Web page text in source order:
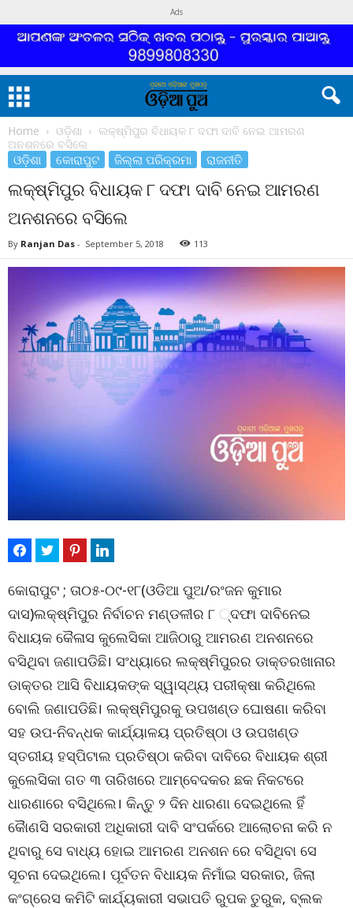
Ads
Home ଓଡ଼ିଶା
ଲକ୍ଷ୍ମିପୁର ବିଧାୟକ ୮ ଦଫା ଦାବି ନେଇ ଆମରଣ
ଅନଶନରେ ବସିଲେ
ଓଡ଼ିଶା କୋରାପୁଟ ଜିଲ୍ଲା ପରିକ୍ରମା ରାଜନୀତି
ଲକ୍ଷ୍ମିପୁର ବିଧାୟକ ୮ ଦଫା ଦାବି ନେଇ ଆମରଣ
ଅନଶନରେ ବସିଲେ
By Ranjan Das - September 5, 2018 113
କୋରାପୁଟ ; ତା୦୫-୦୯-୧୮(ଓଡିଆ ପୁଅ/ରଂଜନ କୁମାର
ଦାସ)ଲକ୍ଷ୍ମିପୁର ନିର୍ବାଚନ ମଣ୍ଡଳୀର ୮ ୍ଦଫା ଦାବିନେଇ
ବିଧାୟକ କୈଳାସ କୁଲେସିକା ଆଜିଠାରୁ ଆମରଣ ଅନଶନରେ
ବସିଥିବା ଜଣାପଡିଛି। ସଂଧ୍ୟାରେ ଲକ୍ଷ୍ମିପୁରର ଡାକ୍ତରଖାନାର
ଡାକ୍ତର ଆସି ବିଧାୟକଙ୍କ ସ୍ୱାସ୍ଥ୍ୟ ପରୀକ୍ଷା କରିଥିଲେ
ବୋଲି ଜଣାପଡିଛି। ଲକ୍ଷ୍ମିପୁରକୁ ଉପଖଣ୍ଡ ଘୋଷଣା କରିବା
ସହ ଉପ-ନିବନ୍ଧକ କାର୍ଯ୍ୟାଳୟ ପ୍ରତିଷ୍ଠା ଓ ଉପଖଣ୍ଡ
ସ୍ତରୀୟ ହସ୍ପିଟାଲ ପ୍ରତିଷ୍ଠା କରିବା ଦାବିରେ ବିଧାୟକ ଶ୍ରୀ
କୁଲେସିକା ଗତ ୩ ତାରିଖରେ ଆମ୍ବେଦକର ଛକ ନିକଟରେ
ଧାରଣାରେ ବସିଥିଲେ। କିନ୍ତୁ ୨ ଦିନ ଧାରଣା ଦେଇଥିଲେ ହିଁ
କୈାଣସି ସରକାରୀ ଅଧିକାରୀ ଦାବି ସଂପର୍କରେ ଆଲୋଚନା କରି ନ
ଥିବାରୁ ସେ ବାଧ୍ୟ ହୋଇ ଆମରଣ ଅନଶନ ରେ ବସିଥିବା ସେ
ସୂଚନା ଦେଇଥିଲେ। ପୂର୍ବତନ ବିଧାୟକ ନିମାଁଇ ସରକାର, ଜିଲା
କଂଗ୍ରେସ କମିଟି କାର୍ଯ୍ୟକାରୀ ସଭାପତି ରୁପକ ତୁରୁକ, ବ୍ଲକ